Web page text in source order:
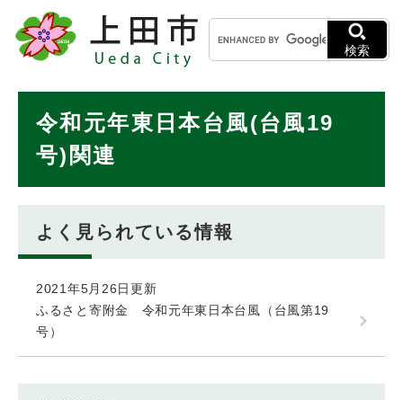
メニューを飛ばして本文へ
キ
ー
ワ
検
検索
令和元年東日本台風(台風19
号)関連
よく見られている情報
2021年5月26日更新
ふるさと寄附金 令和元年東日本台風（台風第19
号）